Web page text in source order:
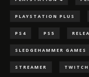
PLAYSTATION PLUS
PS4 PS5
SLEDGEHAMMER GAMES
STREAMER TWITCH